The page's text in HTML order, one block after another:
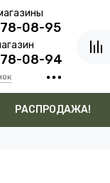
08-95
08-94
РАСПРОДАЖА!